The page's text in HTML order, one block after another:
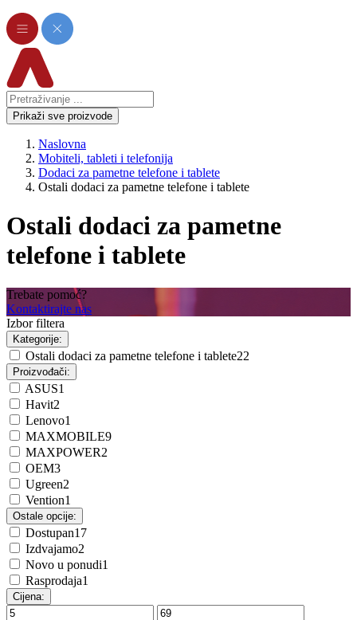
Prikaži sve proizvode
Naslovna
Mobiteli, tableti i telefonija
Dodaci za pametne telefone i tablete
Ostali dodaci za pametne telefone i tablete
Ostali dodaci za pametne
telefone i tablete
Trebate pomoć?
Kontaktirajte nas
Izbor filtera
Kategorije:
Ostali dodaci za pametne telefone i tablete22
Proizvođači:
ASUS1
Havit2
Lenovo1
MAXMOBILE9
MAXPOWER2
OEM3
Ugreen2
Vention1
Ostale opcije:
Dostupan17
Izdvajamo2
Novo u ponudi1
Rasprodaja1
Cijena: